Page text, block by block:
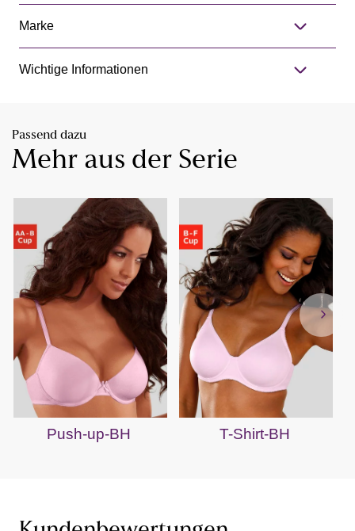
Marke
Wichtige Informationen
Passend dazu
Mehr aus der Serie
Push-up-BH T-Shirt-BH